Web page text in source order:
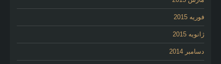
فوریه 2015
ژانویه 2015
دسامبر 2014